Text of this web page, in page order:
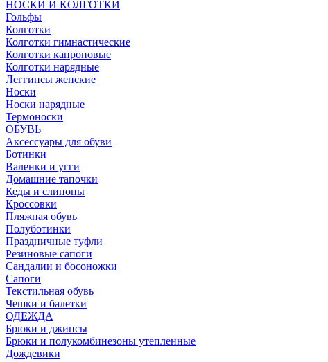
НОСКИ И КОЛГОТКИ
Гольфы
Колготки
Колготки гимнастические
Колготки капроновые
Колготки нарядные
Леггинсы женские
Носки
Носки нарядные
Термоноски
ОБУВЬ
Аксессуары для обуви
Ботинки
Валенки и угги
Домашние тапочки
Кеды и слипоны
Кроссовки
Пляжная обувь
Полуботинки
Праздничные туфли
Резиновые сапоги
Сандалии и босоножки
Сапоги
Текстильная обувь
Чешки и балетки
ОДЕЖДА
Брюки и джинсы
Брюки и полукомбинезоны утепленные
Дождевики